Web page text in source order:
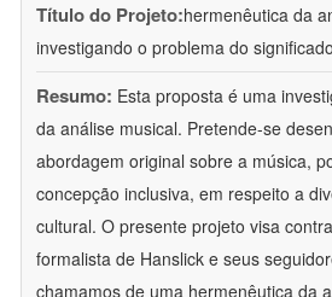
Título do Projeto:hermenêutica da
investigando o problema do
Resumo: Esta proposta é uma
da análise musical. Pretende-se
abordagem original sobre a música,
concepção inclusiva, em respeito a
cultural. O presente projeto visa
formalista de Hanslick e seus
chamamos de uma hermenêutica da